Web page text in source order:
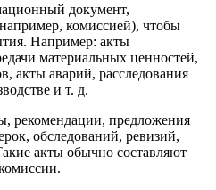
документ,
комиссией), чтобы
Например: акты
материальных ценностей,
акты аварий, расследования
и т. д.
рекомендации, предложения
обследований, ревизий,
акты обычно составляют